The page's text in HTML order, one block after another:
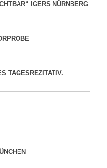
IGERS NÜRNBERG
TAGESREZITATIV.